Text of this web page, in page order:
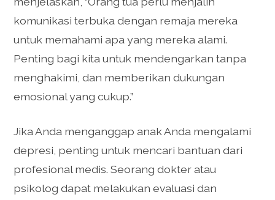
komunikasi terbuka dengan remaja mereka
untuk memahami apa yang mereka alami.
Penting bagi kita untuk mendengarkan tanpa
menghakimi, dan memberikan dukungan
emosional yang cukup.”
Jika Anda menganggap anak Anda mengalami
depresi, penting untuk mencari bantuan dari
profesional medis. Seorang dokter atau
psikolog dapat melakukan evaluasi dan